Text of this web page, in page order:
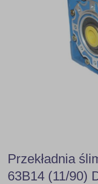
Przekładnia
63B14 (11/90)